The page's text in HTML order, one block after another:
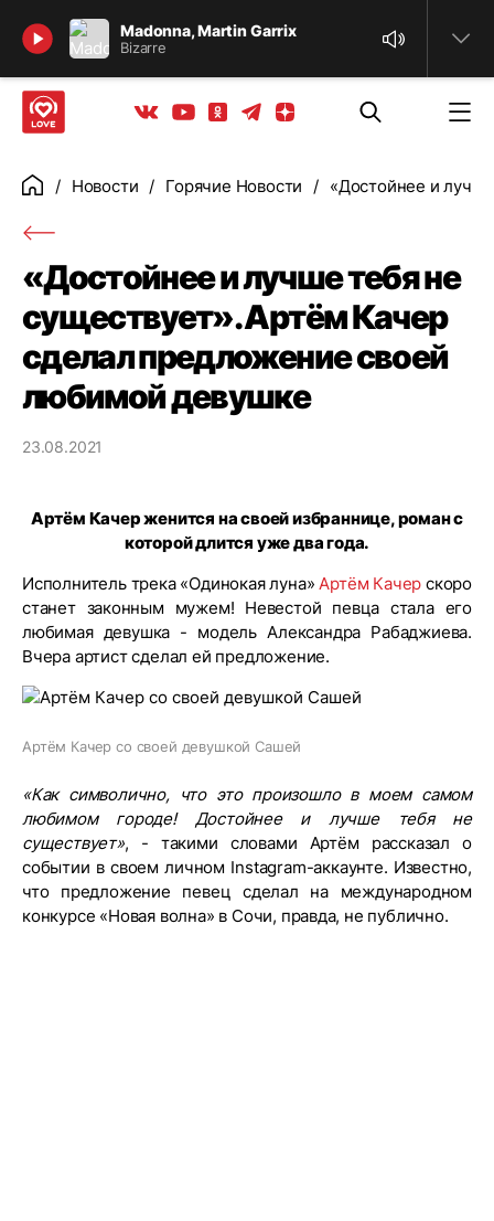
Madonna, Martin Garrix
Bizarre
Найти
Вконтакте
YoutubeОдноклассники
ТелеграмЯндекс дзен
ГлавнаяНовости Горячие Новости «Достойнее и
«Достойнее и лучше тебя не
существует». Артём Качер
сделал предложение своей
любимой девушке
23.08.2021
Артём Качер женится на своей избраннице, роман с
которой длится уже два года.
Исполнитель трека «Одинокая луна»Артём Качер скоро
станет законным мужем! Невестой певца стала его
любимая девушка - модель Александра Рабаджиева.
Вчера артист сделал ей предложение.
Артём Качер со своей девушкой Сашей
«Как символично, что это произошло в моем самом
любимом городе! Достойнее и лучше тебя не
существует», - такими словами Артём рассказал о
событии в своем личном Instagram-аккаунте. Известно,
что предложение певец сделал на международном
конкурсе «Новая волна» в Сочи, правда, не публично.